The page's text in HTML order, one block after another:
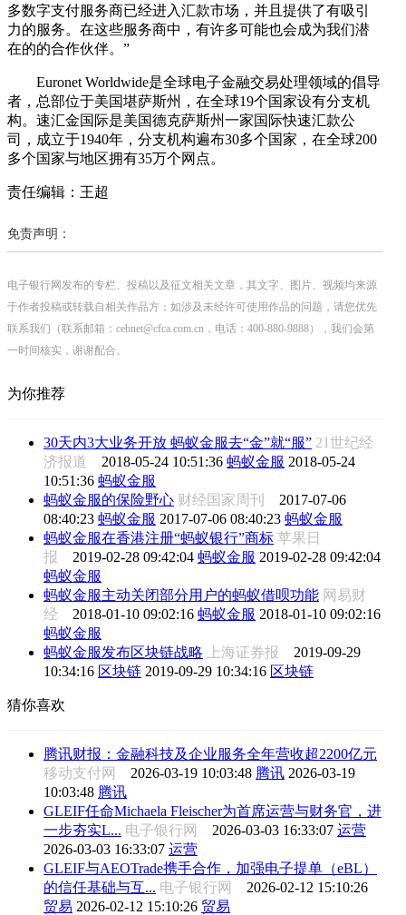
多数字支付服务商已经进入汇款市场，并且提供了有吸引
力的服务。在这些服务商中，有许多可能也会成为我们潜
在的的合作伙伴。”
Euronet Worldwide是全球电子金融交易处理领域的倡导
者，总部位于美国堪萨斯州，在全球19个国家设有分支机
构。速汇金国际是美国德克萨斯州一家国际快速汇款公
司，成立于1940年，分支机构遍布30多个国家，在全球200
多个国家与地区拥有35万个网点。
责任编辑：王超
免责声明：
电子银行网发布的专栏、投稿以及征文相关文章，其文字、图片、视频均来源
于作者投稿或转载自相关作品方；如涉及未经许可使用作品的问题，请您优先
联系我们（联系邮箱：cebnet@cfca.com.cn，电话：400-880-9888），我们会第
一时间核实，谢谢配合。
为你推荐
30天内3大业务开放 蚂蚁金服去“金”就“服” 21世纪经
济报道 2018-05-24 10:51:36 蚂蚁金服 2018-05-24
10:51:36 蚂蚁金服
蚂蚁金服的保险野心 财经国家周刊 2017-07-06
08:40:23 蚂蚁金服 2017-07-06 08:40:23 蚂蚁金服
蚂蚁金服在香港注册“蚂蚁银行”商标 苹果日
报 2019-02-28 09:42:04 蚂蚁金服 2019-02-28 09:42:04
蚂蚁金服
蚂蚁金服主动关闭部分用户的蚂蚁借呗功能 网易财
经 2018-01-10 09:02:16 蚂蚁金服 2018-01-10 09:02:16
蚂蚁金服
蚂蚁金服发布区块链战略
上海证券报 2019-09-29
10:34:16 区块链 2019-09-29 10:34:16 区块链
猜你喜欢
腾讯财报：金融科技及企业服务全年营收超2200亿元
移动支付网 2026-03-19 10:03:48 腾讯 2026-03-19
10:03:48 腾讯
GLEIF任命Michaela Fleischer为首席运营与财务官，进
一步夯实L... 电子银行网 2026-03-03 16:33:07 运营
2026-03-03 16:33:07 运营
GLEIF与AEOTrade携手合作，加强电子提单（eBL）
的信任基础与互... 电子银行网 2026-02-12 15:10:26
贸易 2026-02-12 15:10:26 贸易